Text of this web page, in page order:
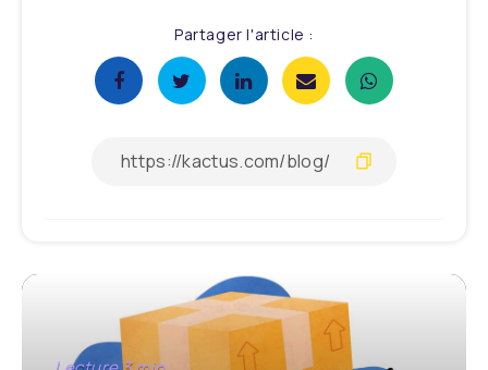
Partager l'article :